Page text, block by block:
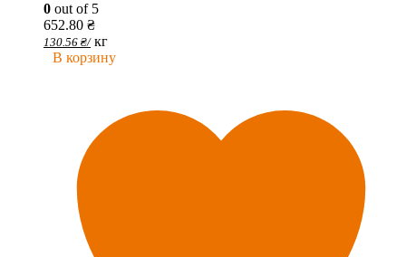
0 out of 5
652.80 ₴
130.56 ₴/ кг
В корзину